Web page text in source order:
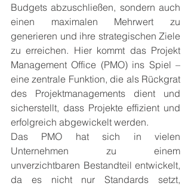
Budgets abzuschließen, sondern auch
einen maximalen Mehrwert zu
generieren und ihre strategischen Ziele
zu erreichen. Hier kommt das Projekt
Management Office (PMO) ins Spiel –
eine zentrale Funktion, die als Rückgrat
des Projektmanagements dient und
sicherstellt, dass Projekte effizient und
erfolgreich abgewickelt werden.
Das PMO hat sich in vielen
Unternehmen zu einem
unverzichtbaren Bestandteil entwickelt,
da es nicht nur Standards setzt,